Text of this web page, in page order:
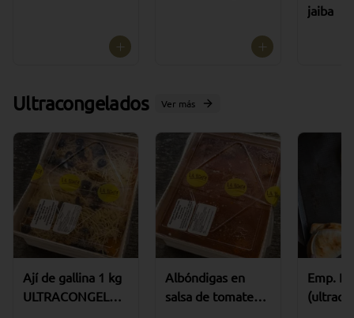
jaiba
Ultracongelados Ver más
Ají de gallina 1 kg
ULTRACONGELA
Albóndigas en
salsa de tomate (
Emp.